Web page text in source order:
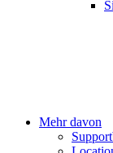
Mehr davon